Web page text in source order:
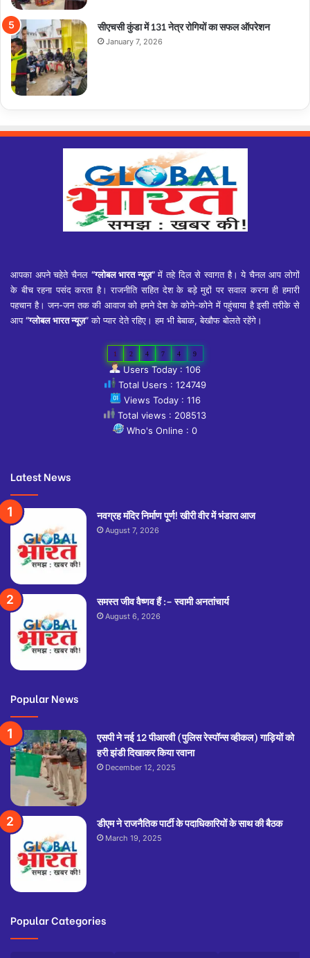
सीएचसी कुंडा में 131 नेत्र रोगियों का सफल ऑपरेशन
January 7, 2026
आपका अपने चहेते चैनल “ग्लोबल भारत न्यूज़”में तहे दिल से स्वागत है। ये चैनल आप लोगों
के बीच रहना पसंद करता है। राजनीति सहित देश के बड़े मुद्दों पर सवाल करना ही हमारी
पहचान है। जन-जन तक की आवाज को हमने देश के कोने-कोने में पहुंचाया है इसी तरीके से
आप“ग्लोबल भारत न्यूज़”को प्यार देते रहिए। हम भी बेबाक, बेखौफ बोलते रहेंगे।
1 2 4 7 4 9
Users Today : 106
Total Users : 124749
Views Today : 116
Total views : 208513
Who's Online : 0
Latest News
नवग्रह मंदिर निर्माण पूर्ण! खीरी वीर में भंडारा आज
August 7, 2026
समस्त जीव वैष्णव हैं :– स्वामी अनतांचार्य
August 6, 2026
Popular News
एसपी ने नई 12 पीआरवी (पुलिस रेस्पॉन्स व्हीकल) गाड़ियों को
हरी झंडी दिखाकर किया रवाना
December 12, 2025
डीएम ने राजनैतिक पार्टी के पदाधिकारियों के साथ की बैठक
March 19, 2025
Popular Categories